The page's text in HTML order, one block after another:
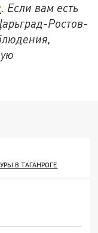
. Если вам есть
Ростов-
В ТАГАНРОГЕ